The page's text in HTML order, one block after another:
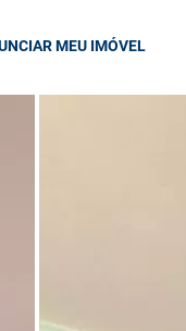
MEU IMÓVEL